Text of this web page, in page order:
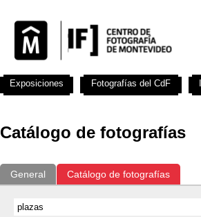
Catálogo de fotografías
General Catálogo de fotografías
Exposiciones Fotografías del CdF